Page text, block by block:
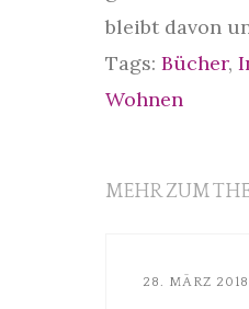
bleibt davon
Tags: Bücher,
Wohnen
MEHR ZUM
28. MÄRZ 2018